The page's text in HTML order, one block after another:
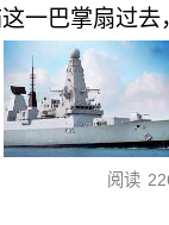
一巴掌扇过
阅读